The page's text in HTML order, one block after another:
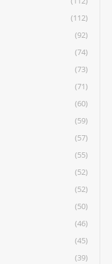
(112)
(92)
(74)
(73)
(71)
(60)
(59)
(57)
(55)
(52)
(52)
(50)
(46)
(45)
(39)